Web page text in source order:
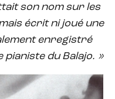
son nom sur les
écrit ni joué une
enregistré
pianiste du Balajo. »